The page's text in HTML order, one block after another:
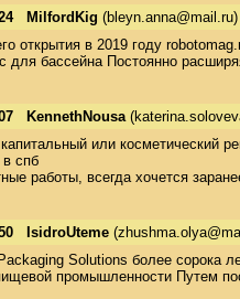
MilfordKig (bleyn.anna@mail.ru)
открытия в 2019 году
для бассейна Постоянно
KennethNousa
или косметический
в спб
работы, всегда хочется
IsidroUteme
Solutions более сорока
промышленности Путем